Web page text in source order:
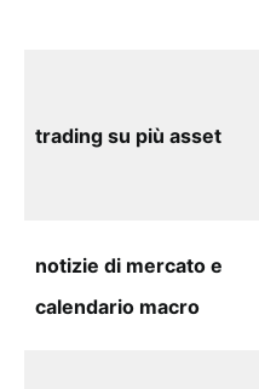
trading su più asset
notizie di mercato e
calendario macro